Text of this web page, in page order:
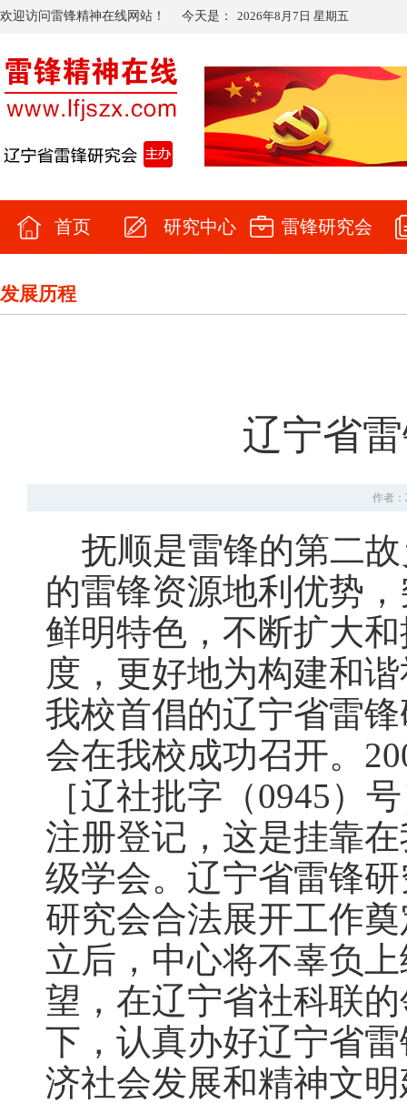
欢迎访问雷锋精神在线网站！ 今天是： 2026年8月7日 星期五
首页 研究中心 雷锋研究会
发展历程
辽宁省
作者：
抚顺是雷锋的第二故
的雷锋资源地利优势
鲜明特色，不断扩大
度，更好地为构建和
我校首倡的辽宁省雷
会在我校成功召开。
［辽社批字（0945）
注册登记，这是挂靠
级学会。辽宁省雷锋
研究会合法展开工作
立后，中心将不辜负
望，在辽宁省社科联
下，认真办好辽宁省
济社会发展和精神文